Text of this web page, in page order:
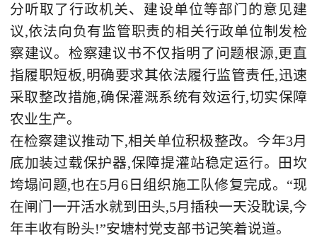
分听取了行政机关、建设单位等部门的意见建
议,依法向负有监管职责的相关行政单位制发检
察建议。检察建议书不仅指明了问题根源,更直
指履职短板,明确要求其依法履行监管责任,迅速
采取整改措施,确保灌溉系统有效运行,切实保障
农业生产。
在检察建议推动下,相关单位积极整改。今年3月
底加装过载保护器,保障提灌站稳定运行。田坎
垮塌问题,也在5月6日组织施工队修复完成。“现
在闸门一开活水就到田头,5月插秧一天没耽误,今
年丰收有盼头!”安塘村党支部书记笑着说道。